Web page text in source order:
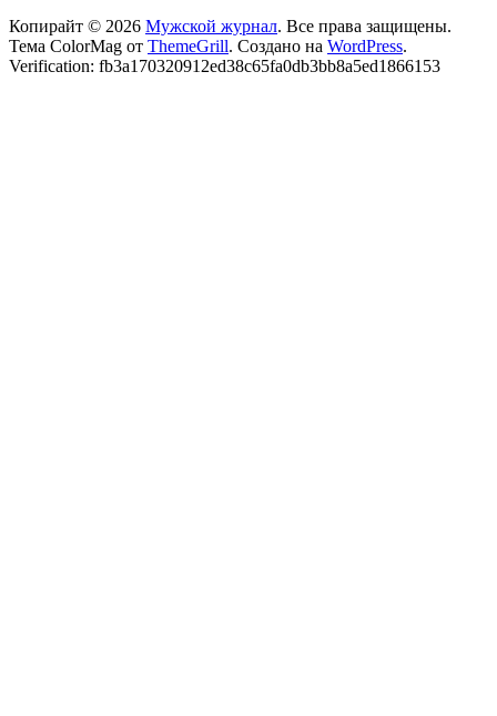
Копирайт © 2026 Мужской журнал. Все права защищены.
Тема ColorMag от ThemeGrill. Создано на WordPress.
Verification: fb3a170320912ed38c65fa0db3bb8a5ed1866153